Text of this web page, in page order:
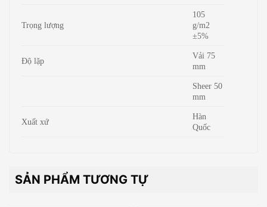
Trọng lượng
105
g/m2
±5%
Độ lặp
Vải 75
mm
Sheer 50
mm
Xuất xứ
Hàn
Quốc
SẢN PHẨM TƯƠNG TỰ